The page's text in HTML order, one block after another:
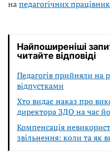
напедагогічних
Найпоширеніші
читайте відповіді
Педагогів прийняли на
відпустками
Хто видає наказ про
директора ЗДО на час
Компенсація
звільнення: коли та як